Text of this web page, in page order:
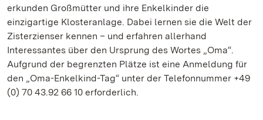
erkunden Großmütter und ihre Enkelkinder die
einzigartige Klosteranlage. Dabei lernen sie die Welt der
Zisterzienser kennen – und erfahren allerhand
Interessantes über den Ursprung des Wortes „Oma“.
Aufgrund der begrenzten Plätze ist eine Anmeldung für
den „Oma-Enkelkind-Tag“ unter der Telefonnummer +49
(0) 70 43.92 66 10 erforderlich.